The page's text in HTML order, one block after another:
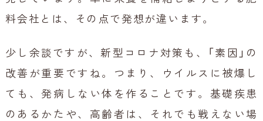
料会社とは、その点で発想が違います。
少し余談ですが、新型コロナ対策も、「素因」の
改善が重要ですね。つまり、ウイルスに被爆し
ても、発病しない体を作ることです。基礎疾患
のあるかたや、高齢者は、それでも戦えない場